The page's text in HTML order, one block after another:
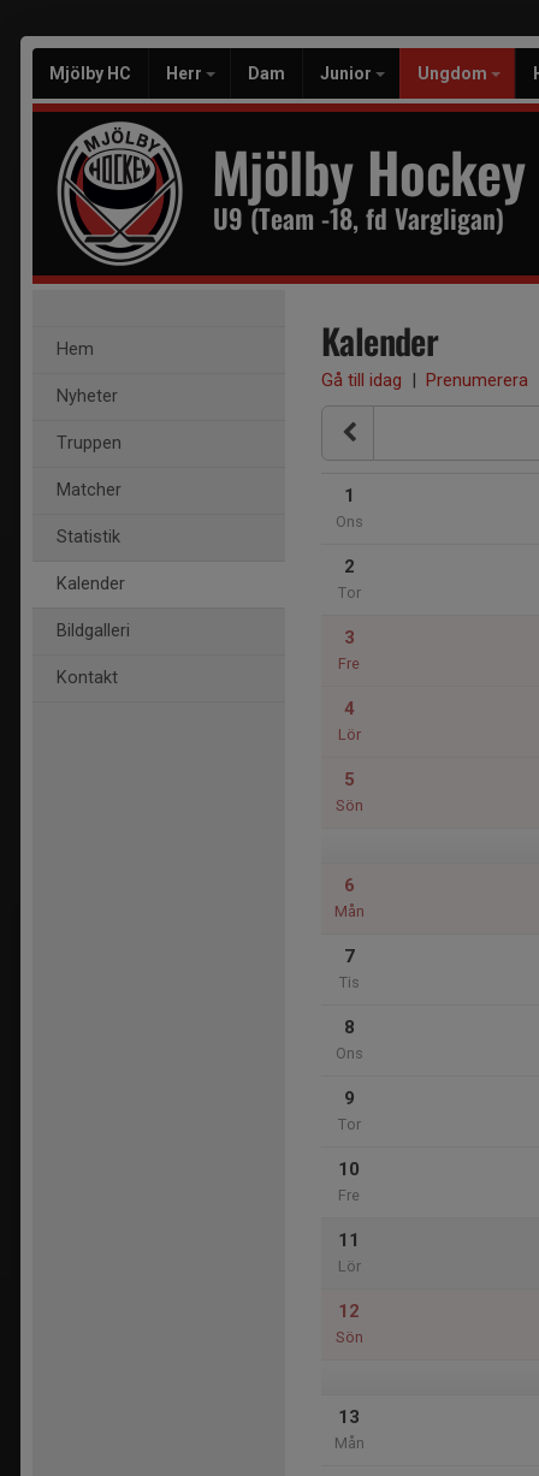
Mjölby HC Herr Dam Junior Ungdom
Mjölby Hockey
U9 (Team -18, fd Vargligan)
Hem
Nyheter
Truppen
Matcher
Statistik
Kalender
Bildgalleri
Kontakt
Kalender
Gå till idag | Prenumerera
1
Ons
2
Tor
3
Fre
4
Lör
5
Sön
6
Mån
7
Tis
8
Ons
9
Tor
10
Fre
11
Lör
12
Sön
13
Mån